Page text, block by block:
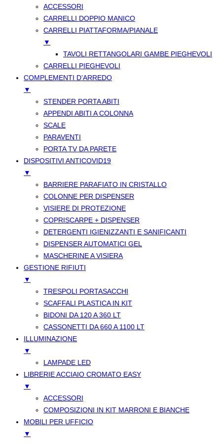
ACCESSORI
CARRELLI DOPPIO MANICO
CARRELLI PIATTAFORMA/PIANALE
▼
TAVOLI RETTANGOLARI GAMBE PIEGHEVOLI
CARRELLI PIEGHEVOLI
COMPLEMENTI D’ARREDO
▼
STENDER PORTA ABITI
APPENDI ABITI A COLONNA
SCALE
PARAVENTI
PORTA TV DA PARETE
DISPOSITIVI ANTICOVID19
▼
BARRIERE PARAFIATO IN CRISTALLO
COLONNE PER DISPENSER
VISIERE DI PROTEZIONE
COPRISCARPE + DISPENSER
DETERGENTI IGIENIZZANTI E SANIFICANTI
DISPENSER AUTOMATICI GEL
MASCHERINE A VISIERA
GESTIONE RIFIUTI
▼
TRESPOLI PORTASACCHI
SCAFFALI PLASTICA IN KIT
BIDONI DA 120 A 360 LT
CASSONETTI DA 660 A 1100 LT
ILLUMINAZIONE
▼
LAMPADE LED
LIBRERIE ACCIAIO CROMATO EASY
▼
ACCESSORI
COMPOSIZIONI IN KIT MARRONI E BIANCHE
MOBILI PER UFFICIO
▼